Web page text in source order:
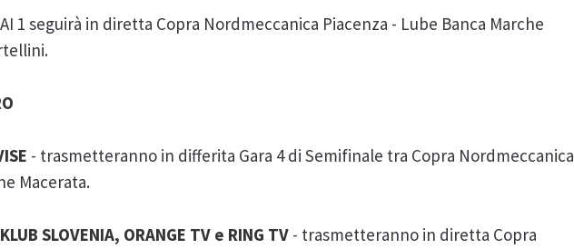
1 seguirà in diretta Copra Nordmeccanica Piacenza - Lube Banca Marche
- trasmetteranno in differita Gara 4 di Semifinale tra Copra Nordmeccanica
Macerata.
SLOVENIA, ORANGE TV e RING TV - trasmetteranno in diretta Copra